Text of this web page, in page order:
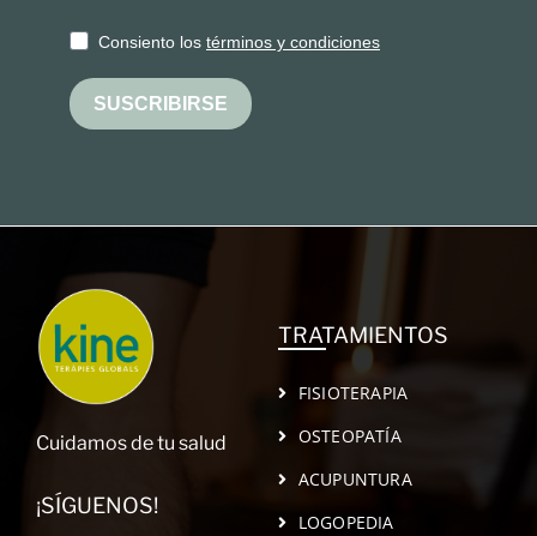
Consiento los términos y condiciones
SUSCRIBIRSE
Cuidamos de tu salud
¡SÍGUENOS!
TRATAMIENTOS
FISIOTERAPIA
OSTEOPATÍA
ACUPUNTURA
LOGOPEDIA